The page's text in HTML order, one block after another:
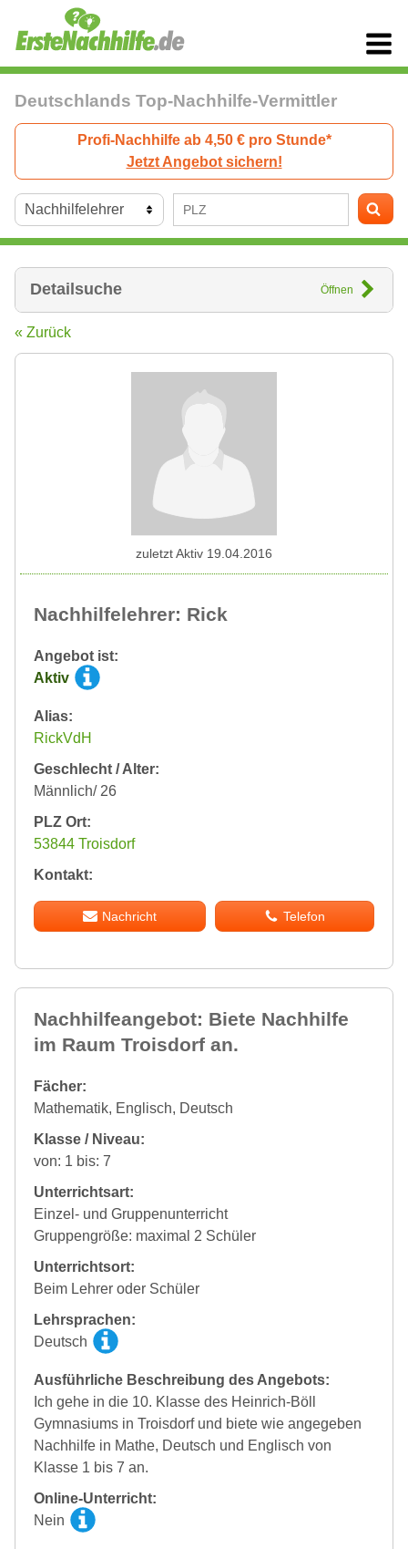
Deutschlands Top-Nachhilfe-Vermittler
Profi-Nachhilfe ab 4,50 € pro Stunde*
Jetzt Angebot sichern!
Detailsuche Öffnen
« Zurück
Nachhilfelehrer: Rick
Angebot ist:
Aktiv
Alias:
RickVdH
Geschlecht / Alter:
Männlich/ 26
PLZ Ort:
53844 Troisdorf
Kontakt:
Nachricht Telefon
zuletzt Aktiv 19.04.2016
Nachhilfeangebot: Biete Nachhilfe
im Raum Troisdorf an.
Fächer:
Mathematik, Englisch, Deutsch
Klasse / Niveau:
von: 1 bis: 7
Unterrichtsart:
Einzel- und Gruppenunterricht
Gruppengröße: maximal 2 Schüler
Unterrichtsort:
Beim Lehrer oder Schüler
Lehrsprachen:
Deutsch
Ausführliche Beschreibung des Angebots:
Ich gehe in die 10. Klasse des Heinrich-Böll
Gymnasiums in Troisdorf und biete wie angegeben
Nachhilfe in Mathe, Deutsch und Englisch von
Klasse 1 bis 7 an.
Online-Unterricht:
Nein